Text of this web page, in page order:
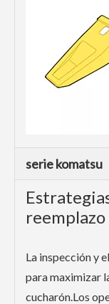
serie komatsu
La inspección y
para maximizar
cucharón.Los